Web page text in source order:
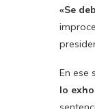
«Se
En ese
lo